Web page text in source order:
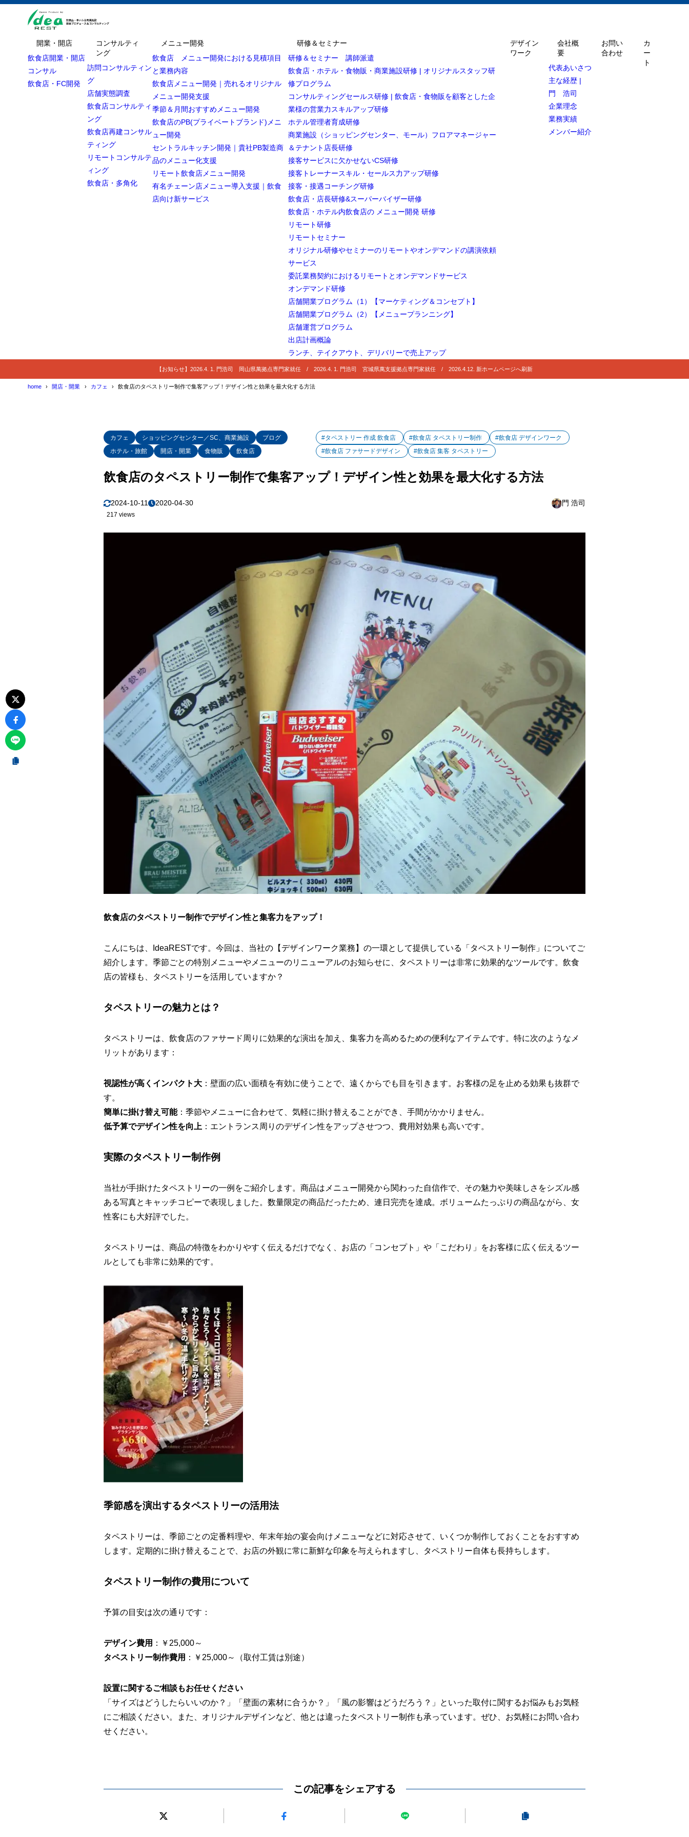
開業・開店
飲食店開業・開店
コンサル
飲食店・FC開発
コンサルティ
ング
訪問コンサルティン
グ
店舗実態調査
飲食店コンサルティ
ング
飲食店再建コンサル
ティング
リモートコンサルテ
ィング
飲食店・多角化
メニュー開発
飲食店 メニュー開発における見積項目
と業務内容
飲食店メニュー開発｜売れるオリジナル
メニュー開発支援
季節＆月間おすすめメニュー開発
飲食店のPB(プライベートブランド)メニ
ュー開発
セントラルキッチン開発｜貴社PB製造商
品のメニュー化支援
リモート飲食店メニュー開発
有名チェーン店メニュー導入支援｜飲食
店向け新サービス
研修＆セミナー
研修＆セミナー 講師派遣
飲食店・ホテル・食物販・商業施設研修 | オリジナルスタッフ研
修プログラム
コンサルティングセールス研修 | 飲食店・食物販を顧客とした企
業様の営業力スキルアップ研修
ホテル管理者育成研修
商業施設（ショッピングセンター、モール）フロアマネージャー
＆テナント店長研修
接客サービスに欠かせないCS研修
接客トレーナースキル・セールス力アップ研修
接客・接遇コーチング研修
飲食店・店長研修&スーパーバイザー研修
飲食店・ホテル内飲食店の メニュー開発 研修
リモート研修
リモートセミナー
オリジナル研修やセミナーのリモートやオンデマンドの講演依頼
サービス
委託業務契約におけるリモートとオンデマンドサービス
オンデマンド研修
店舗開業プログラム（1）【マーケティング＆コンセプト】
店舗開業プログラム（2）【メニュープランニング】
店舗運営プログラム
出店計画概論
ランチ、テイクアウト、デリバリーで売上アップ
デザイン
ワーク
会社概
要
代表あいさつ
主な経歴 |
門 浩司
企業理念
業務実績
メンバー紹介
お問い
合わせ
カ
ー
ト
【お知らせ】2026.4. 1. 門浩司 岡山県萬拠点専門家就任 / 2026.4. 1. 門浩司 宮城県萬支援拠点専門家就任 / 2026.4.12. 新ホームページへ刷新
home 開店・開業 カフェ 飲食店のタペストリー制作で集客アップ！デザイン性と効果を最大化する方法
カフェ ショッピングセンター／SC、商業施設
ブログ
ホテル・旅館
開店・開業 食物販 飲食店
#タペストリー 作成 飲食店 #飲食店 タペストリー制作
#飲食店 デザインワーク
#飲食店 ファサードデザイン
#飲食店 集客 タペストリー
飲食店のタペストリー制作で集客アップ！デザイン性と効果を最大化する方法
2024-10-11 2020-04-30 門 浩司
217 views
飲食店のタペストリー制作でデザイン性と集客力をアップ！
こんにちは、IdeaRESTです。今回は、当社の【デザインワーク業務】の一環として提供している「タペストリー制作」についてご
紹介します。季節ごとの特別メニューやメニューのリニューアルのお知らせに、タペストリーは非常に効果的なツールです。飲食
店の皆様も、タペストリーを活用していますか？
タペストリーの魅力とは？
タペストリーは、飲食店のファサード周りに効果的な演出を加え、集客力を高めるための便利なアイテムです。特に次のようなメ
リットがあります：
視認性が高くインパクト大 ：壁面の広い面積を有効に使うことで、遠くからでも目を引きます。お客様の足を止める効果も抜群で
す。
簡単に掛け替え可能：季節やメニューに合わせて、気軽に掛け替えることができ、手間がかかりません。
低予算でデザイン性を向上 ：エントランス周りのデザイン性をアップさせつつ、費用対効果も高いです。
実際のタペストリー制作例
当社が手掛けたタペストリーの一例をご紹介します。商品はメニュー開発から関わった自信作で、その魅力や美味しさをシズル感
ある写真とキャッチコピーで表現しました。数量限定の商品だったため、連日完売を達成。ボリュームたっぷりの商品ながら、女
性客にも大好評でした。
タペストリーは、商品の特徴をわかりやすく伝えるだけでなく、お店の「コンセプト」や「こだわり」をお客様に広く伝えるツー
ルとしても非常に効果的です。
季節感を演出するタペストリーの活用法
タペストリーは、季節ごとの定番料理や、年末年始の宴会向けメニューなどに対応させて、いくつか制作しておくことをおすすめ
します。定期的に掛け替えることで、お店の外観に常に新鮮な印象を与えられますし、タペストリー自体も長持ちします。
タペストリー制作の費用について
予算の目安は次の通りです：
デザイン費用 ：￥25,000～
タペストリー制作費用 ：￥25,000～（取付工賃は別途）
設置に関するご相談もお任せください
「サイズはどうしたらいいのか？」「壁面の素材に合うか？」「風の影響はどうだろう？」といった取付に関するお悩みもお気軽
にご相談ください。また、オリジナルデザインなど、他とは違ったタペストリー制作も承っています。ぜひ、お気軽にお問い合わ
せください。
この記事をシェアする